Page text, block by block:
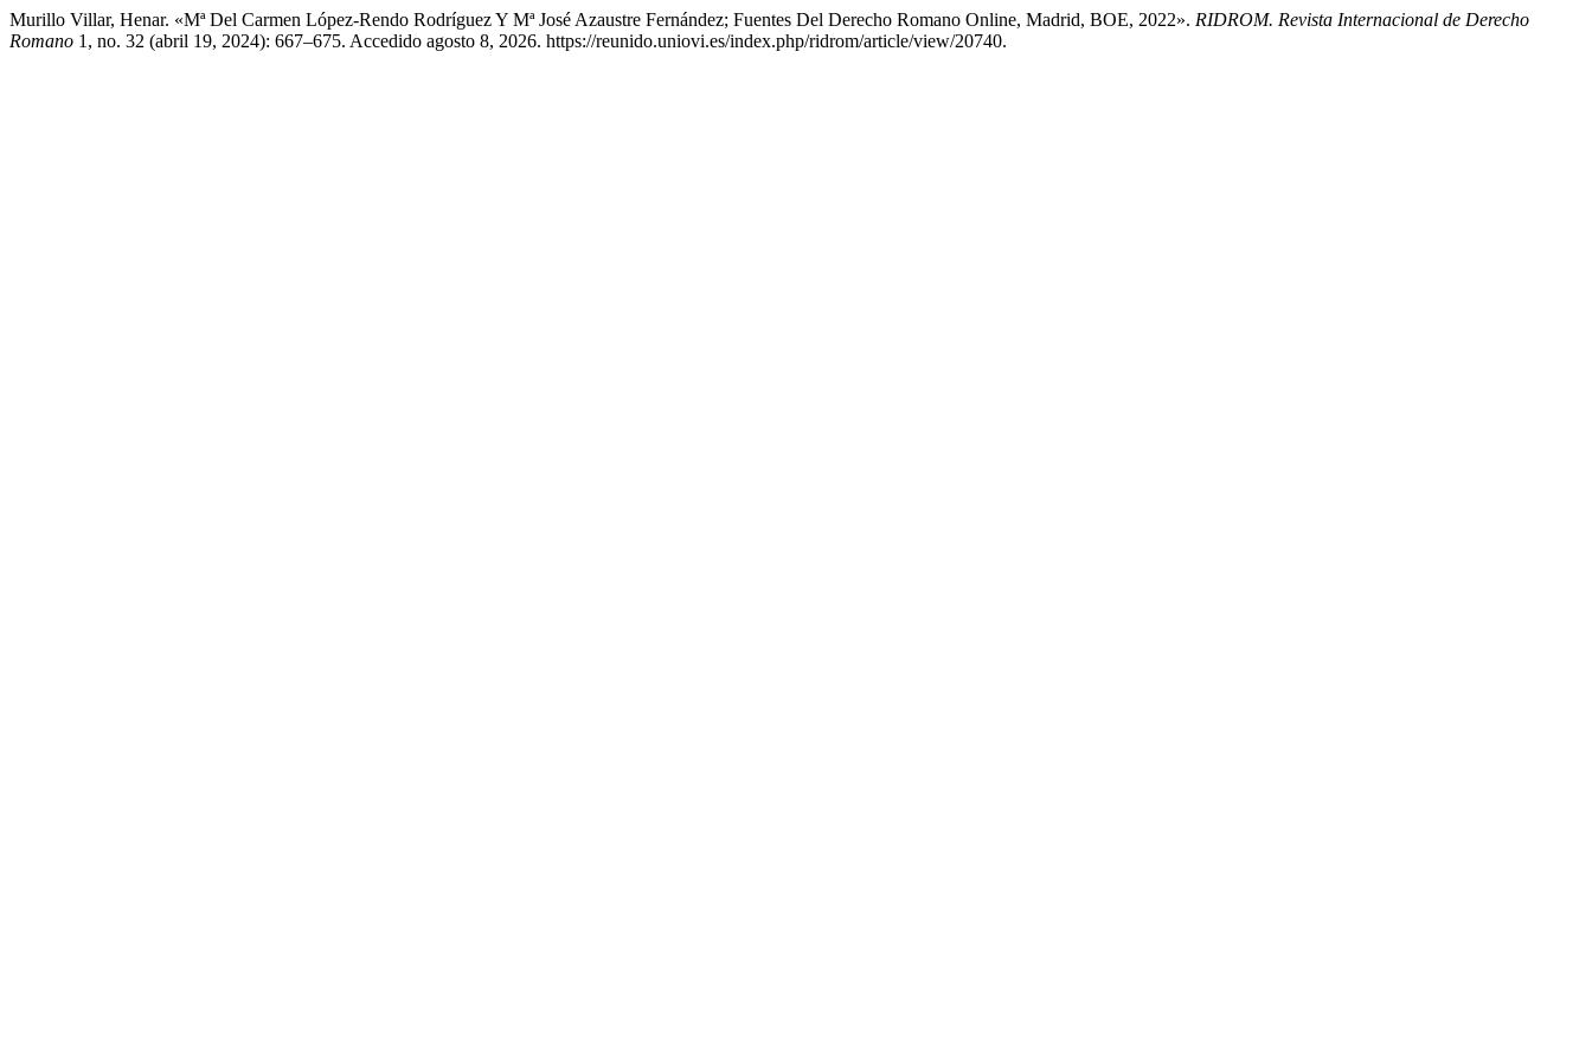
Murillo Villar, Henar. «Mª Del Carmen López-Rendo Rodríguez Y Mª José Azaustre Fernández; Fuentes Del Derecho Romano Online, Madrid, BOE, 2022». RIDROM. Revista Internacional de Derecho
Romano 1, no. 32 (abril 19, 2024): 667–675. Accedido agosto 8, 2026. https://reunido.uniovi.es/index.php/ridrom/article/view/20740.